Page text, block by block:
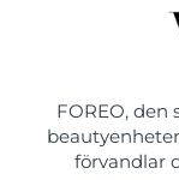
FOREO,
förvandlar